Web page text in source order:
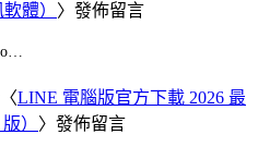
體） 〉發佈留言
LINE 電腦版官方下載 2026 最
） 〉發佈留言